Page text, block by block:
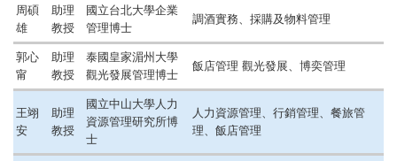
周碩
雄
助理
教授
國立台北大學企業
管理博士
調酒實務、採購及物料管理
郭心
甯
助理
教授
泰國皇家湄州大學
觀光發展管理博士
飯店管理 觀光發展、博奕管理
王翊
安
助理
教授
國立中山大學人力
資源管理研究所博
士
人力資源管理 、 行銷管理 、餐旅管
理 、飯店管理